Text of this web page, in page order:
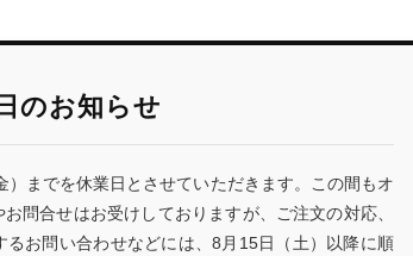
のお知らせ
までを休業日とさせていただきます。この間もオ
問合せはお受けしておりますが、ご注文の対応、
お問い合わせなどには、8月15日（土）以降に順